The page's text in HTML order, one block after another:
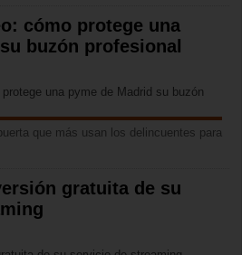
cómo protege una
buzón profesional
que más usan los delincuentes para
gratuita de su